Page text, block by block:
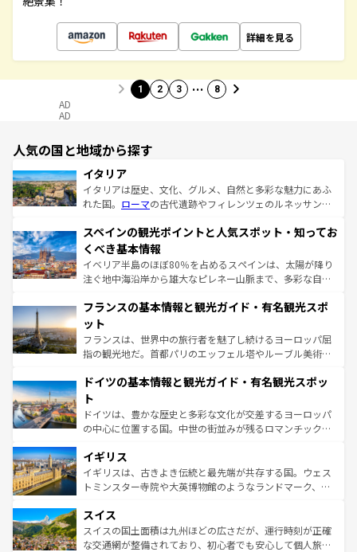
詳細を見る
1 2 3 … 8
AD
AD
人気の国と地域から探す
イタリア
イタリアは歴史、文化、グルメ、自然と多彩な魅力にあふ
れた国。 ローマの古代遺跡やフィレンツェのルネッサンス
ろん、トスカーナの美しい田園風景やアマルフィ海岸の絶
景など、自然景観も見逃せない。観光の合間には、本場の
ピザやパスタなど、絶品のイタリア料理を堪能することも
できる。朝目覚めてから夜眠るまで、すべての瞬間を楽し
なお、新着のイタリア情報はコンテンツ一覧を参照してほ
しい。
スペインの観光ポイントと人気スポット・知ってお
くべき基本情報
イベリア半島のほぼ80％を占めるスペインは、太陽が降り
注ぐ地中海沿岸から雄大なピレネー山脈まで、多彩な自然
文化が根付くこの国では、情熱的なフラメンコ、熱気あふ
れる闘牛、そして美味しいタパスが生活の一部となってい
る。首都マドリードの洗練された雰囲気や、バルセロナの
アートに溢れた街角から、地方では古代ローマ遺跡や中世
せる。地方によって風土や気候が異なるスペインはその個
ンテンツ一覧 を参照してほしい。
フランスの基本情報と観光ガイド・有名観光スポ
ット
フランスは、世界中の旅行者を魅了し続けるヨーロッパ屈
指の観光地だ。首都パリのエッフェル塔やルーブル美術館
で、幅広い魅力が詰まっている。華麗な宮殿、歴史的な大
聖堂、美しいビーチ、そして豊かな自然が、訪れる者を心
から魅了する。また、フランスは美食の国としても知ら
れ、フランス料理はユネスコ無形文化遺産にも登録されて
香り高いラベンダー畑など、多彩な楽しみ方が可能だ。さ
らに、パリ以外の地域にも魅力が溢れており、どの街角に
も豊かな歴史と文化が息づいている。パリ以外の個性あふ
を参照してほしい。
ドイツの基本情報と観光ガイド・有名観光スポッ
ト
ドイツは、豊かな歴史と多彩な文化が交差するヨーロッパ
の中心に位置する国。中世の街並みが残るロマンチック街
顔を持つこの国は、どこを歩いても飽きることがない。ベ
ルリンの文化的活気、バイエルン州のアルプスの絶景、そ
してライン川沿いのワイン畑といった風景は必見。ビール
は、お酒好きな人にはぜひ体験してほしい。 なお、新着の
ドイツ情報はコンテンツ一覧を参照してほしい。
イギリス
イギリスは、古きよき伝統と最先端が共存する国。ウェス
トミンスター寺院や大英博物館のようなランドマーク、歴
リアごとに異なる魅力がある。また、優雅なアフタヌーン
ティー、ビール好きにはたまらない英国パブ、サッカー観
戦など、本場だからこそできる体験も豊富。イギリスを旅
スイス
スイスの国土面積は九州ほどの広さだが、運行時刻が正確
な交通網が整備されており、初心者でも安心して個人旅行